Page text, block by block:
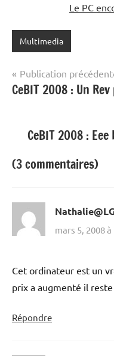
Le PC
Multimedia
Navigation
de
Publication
CeBIT 2008 : Un
CeBIT 2008 :
(3 commentaires)
mars 5, 2008
Cet ordinateur est un
prix a augmenté il reste
Répondre